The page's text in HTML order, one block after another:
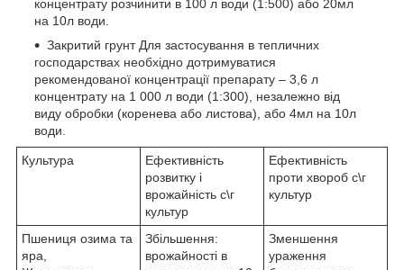
концентрату розчинити в 100 л води (1:500) або 20мл
на 10л води.
Закритий грунт Для застосування в тепличних
господарствах необхідно дотримуватися
рекомендованої концентрації препарату – 3,6 л
концентрату на 1 000 л води (1:300), незалежно від
виду обробки (коренева або листова), або 4мл на 10л
води.
Культура
Ефективність
розвитку і
врожайність с\г
культур
Ефективність
проти хвороб с\г
культур
Пшениця озима та
яра,
Збільшення:
врожайності в
Зменшення
ураження